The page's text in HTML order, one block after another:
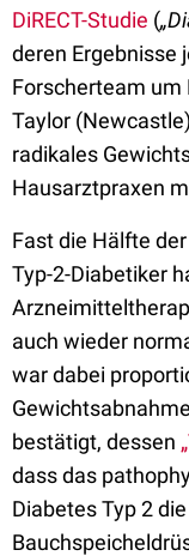
DiRECT-Studie (
deren Ergebnisse
Forscherteam um
Taylor
radikales
Hausarztpraxen
Fast die Hälfte
Typ-2-Diabetiker
auch wieder
war dabei
bestätigt, dessen
dass das
Diabetes Typ 2